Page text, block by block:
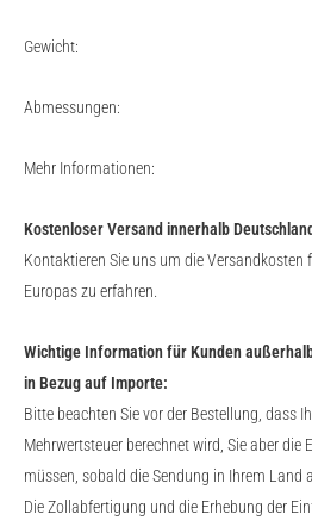
Gewicht:
Abmessungen:
Mehr Informationen:
Kostenloser Versand innerhalb
Kontaktieren Sie uns um die Versandkosten
Europas zu erfahren.
Wichtige Information für Kunden
in Bezug auf Importe:
Bitte beachten Sie vor der Bestellung, dass
Mehrwertsteuer berechnet wird, Sie aber die
müssen, sobald die Sendung in Ihrem Land
Die Zollabfertigung und die Erhebung der